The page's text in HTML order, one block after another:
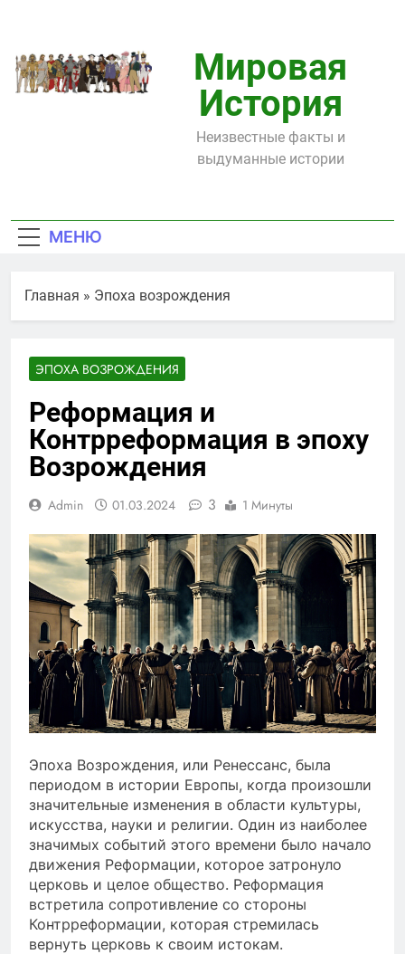
содержимому
Мировая
История
Неизвестные факты и
выдуманные истории
МЕНЮ
Главная » Эпоха возрождения
ЭПОХА ВОЗРОЖДЕНИЯ
Реформация и
Контрреформация в эпоху
Возрождения
Admin 01.03.2024 3 1 Минуты
Эпоха Возрождения, или Ренессанс, была
периодом в истории Европы, когда произошли
значительные изменения в области культуры,
искусства, науки и религии. Один из наиболее
значимых событий этого времени было начало
движения Реформации, которое затронуло
церковь и целое общество. Реформация
встретила сопротивление со стороны
Контрреформации, которая стремилась
вернуть церковь к своим истокам.